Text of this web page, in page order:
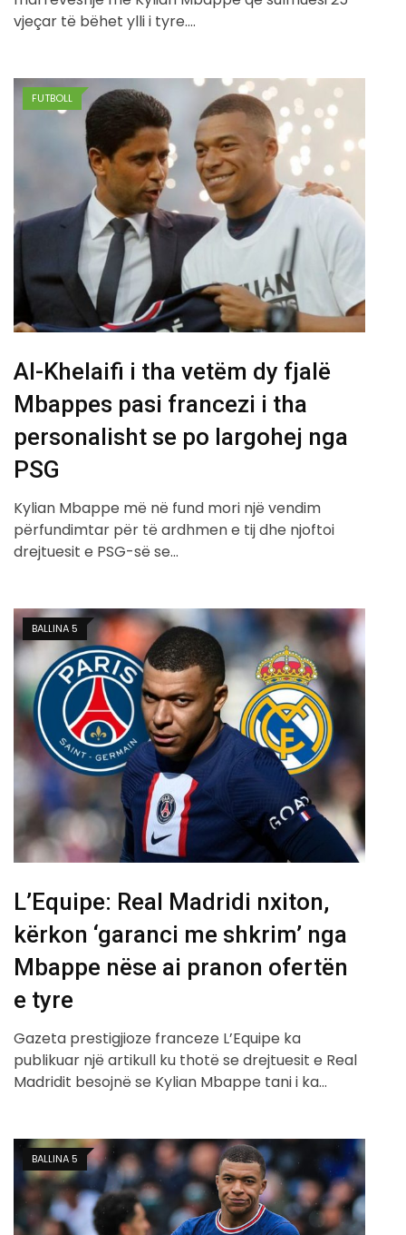
vjeçar të bëhet ylli i tyre.…
FUTBOLL
Al-Khelaifi i tha vetëm dy fjalë
Mbappes pasi francezi i tha
personalisht se po largohej nga
PSG
Kylian Mbappe më në fund mori një vendim
përfundimtar për të ardhmen e tij dhe njoftoi
drejtuesit e PSG-së se…
BALLINA 5
L’Equipe: Real Madridi nxiton,
kërkon ‘garanci me shkrim’ nga
Mbappe nëse ai pranon ofertën
e tyre
Gazeta prestigjioze franceze L’Equipe ka
publikuar një artikull ku thotë se drejtuesit e Real
Madridit besojnë se Kylian Mbappe tani i ka…
BALLINA 5